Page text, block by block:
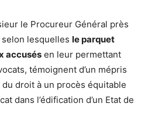
le Procureur Général près
lesquelles le parquet
accusés en leur permettant
témoignent d’un mépris
droit à un procès équitable
dans l’édification d’un Etat de